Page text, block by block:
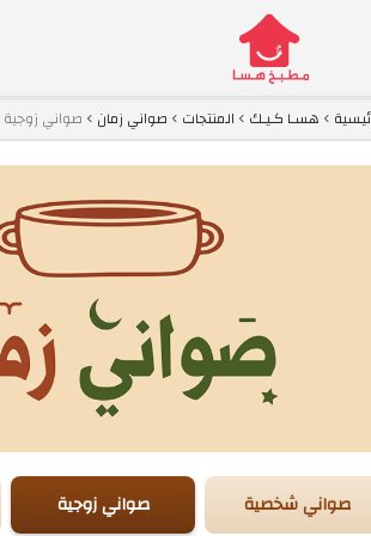
هسـا كـيـك المنتجات صواني زمان صواني زوجية
صواني شخصية صواني زوجية